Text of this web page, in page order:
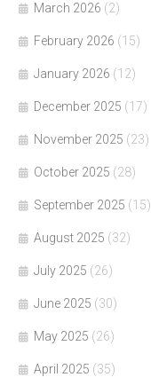
March 2026 (2)
February 2026 (15)
January 2026 (12)
December 2025 (17)
November 2025 (23)
October 2025 (28)
September 2025 (15)
August 2025 (32)
July 2025 (26)
June 2025 (30)
May 2025 (26)
April 2025 (35)